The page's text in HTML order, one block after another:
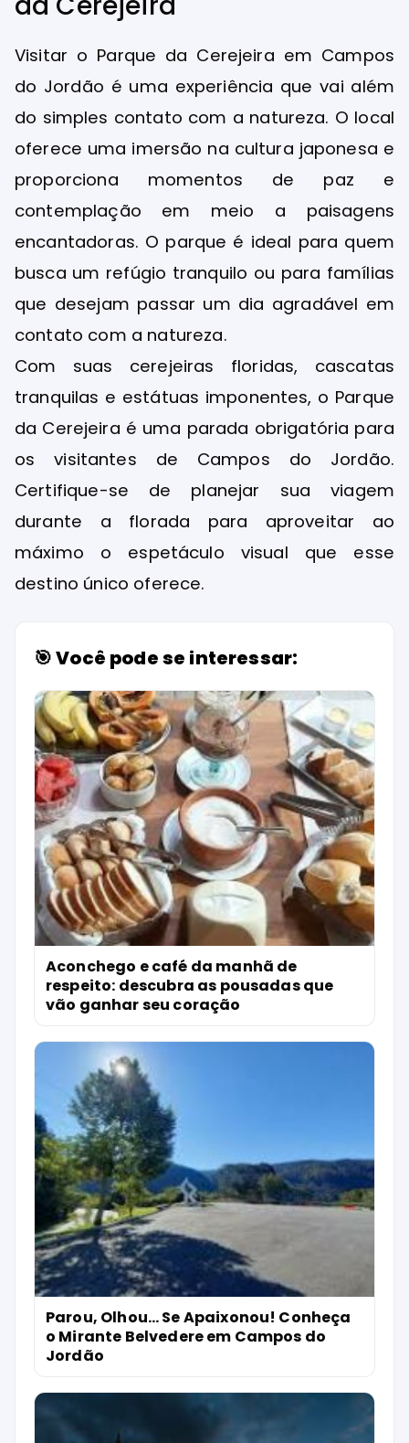
Visitar o Parque da Cerejeira em Campos
do Jordão é uma experiência que vai além
do simples contato com a natureza. O local
oferece uma imersão na cultura japonesa e
proporciona momentos de paz e
contemplação em meio a paisagens
encantadoras. O parque é ideal para quem
busca um refúgio tranquilo ou para famílias
que desejam passar um dia agradável em
contato com a natureza.
Com suas cerejeiras floridas, cascatas
tranquilas e estátuas imponentes, o Parque
da Cerejeira é uma parada obrigatória para
os visitantes de Campos do Jordão.
Certifique-se de planejar sua viagem
durante a florada para aproveitar ao
máximo o espetáculo visual que esse
destino único oferece.
🎯 Você pode se interessar:
Aconchego e café da manhã de
respeito: descubra as pousadas que
vão ganhar seu coração
Parou, Olhou… Se Apaixonou! Conheça
o Mirante Belvedere em Campos do
Jordão